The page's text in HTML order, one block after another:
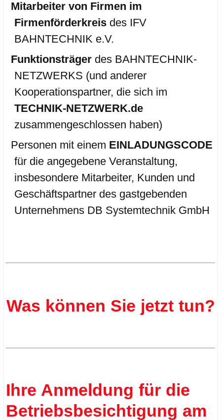
Mitarbeiter von Firmen im
Firmenförderkreis des IFV
BAHNTECHNIK e.V.
Funktionsträger des BAHNTECHNIK-
NETZWERKS (und anderer
Kooperationspartner, die sich im
TECHNIK-NETZWERK.de
zusammengeschlossen haben)
Personen mit einem EINLADUNGSCODE
für die angegebene Veranstaltung,
insbesondere Mitarbeiter, Kunden und
Geschäftspartner des gastgebenden
Unternehmens DB Systemtechnik GmbH
Was können Sie jetzt tun?
Ihre Anmeldung für die
Betriebsbesichtigung am